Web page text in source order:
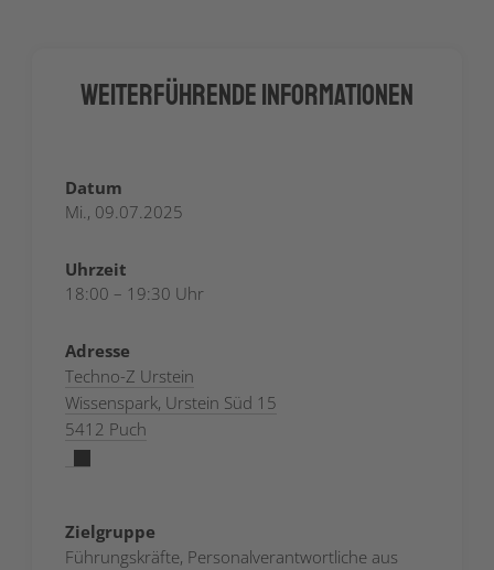
Weiterführende Informationen
Datum
Mi., 09.07.2025
Uhrzeit
18:00 – 19:30 Uhr
Adresse
Techno-Z Urstein
Wissenspark, Urstein Süd 15
5412 Puch
Zielgruppe
Führungskräfte, Personalverantwortliche aus